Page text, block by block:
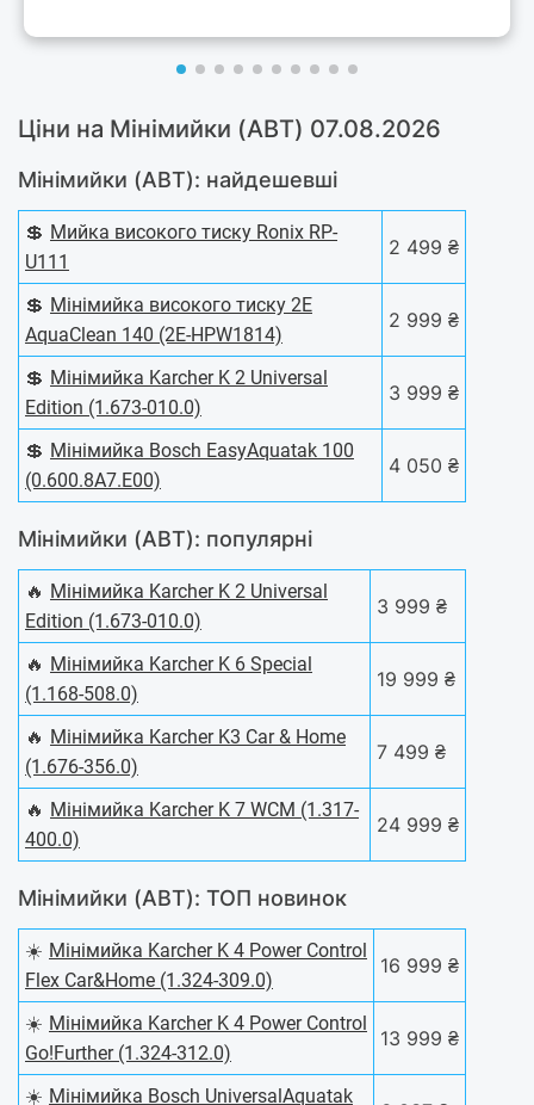
Ціни на Мінімийки (АВТ) 07.08.2026
Мінімийки (АВТ): найдешевші
💲 Мийка високого тиску Ronix RP-
U111
2 499 ₴
💲 Мінімийка високого тиску 2E
AquaClean 140 (2E-HPW1814)
2 999 ₴
💲 Мiнiмийка Karcher K 2 Universal
Edition (1.673-010.0)
3 999 ₴
💲 Мінімийка Bosch EasyAquatak 100
(0.600.8A7.E00)
4 050 ₴
Мінімийки (АВТ): популярні
🔥 Мiнiмийка Karcher K 2 Universal
Edition (1.673-010.0)
3 999 ₴
🔥 Мiнiмийка Karcher K 6 Special
(1.168-508.0)
19 999 ₴
🔥 Мінімийка Karcher K3 Car & Home
(1.676-356.0)
7 499 ₴
🔥 Мiнiмийка Karcher K 7 WCM (1.317-
400.0)
24 999 ₴
Мінімийки (АВТ): ТОП новинок
☀️ Мiнiмийка Karcher K 4 Power Control
Flex Car&Home (1.324-309.0)
16 999 ₴
☀️ Мiнiмийка Karcher K 4 Power Control
Go!Further (1.324-312.0)
13 999 ₴
☀️ Мінімийка Bosch UniversalAquatak